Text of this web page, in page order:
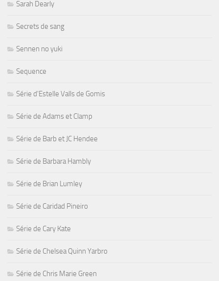
Sarah Dearly
Secrets de sang
Sennen no yuki
Sequence
Série d'Estelle Valls de Gomis
Série de Adams et Clamp
Série de Barb et JC Hendee
Série de Barbara Hambly
Série de Brian Lumley
Série de Caridad Pineiro
Série de Cary Kate
Série de Chelsea Quinn Yarbro
Série de Chris Marie Green